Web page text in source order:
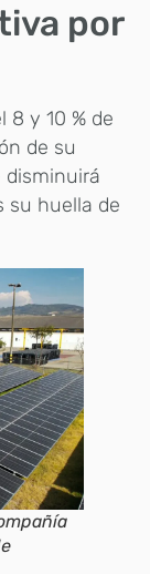
por
8 y 10 % de
de su
su huella de